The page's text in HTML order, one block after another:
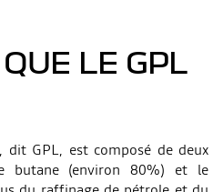
LE GPL
GPL, est composé de deux
butane (environ 80%) et le